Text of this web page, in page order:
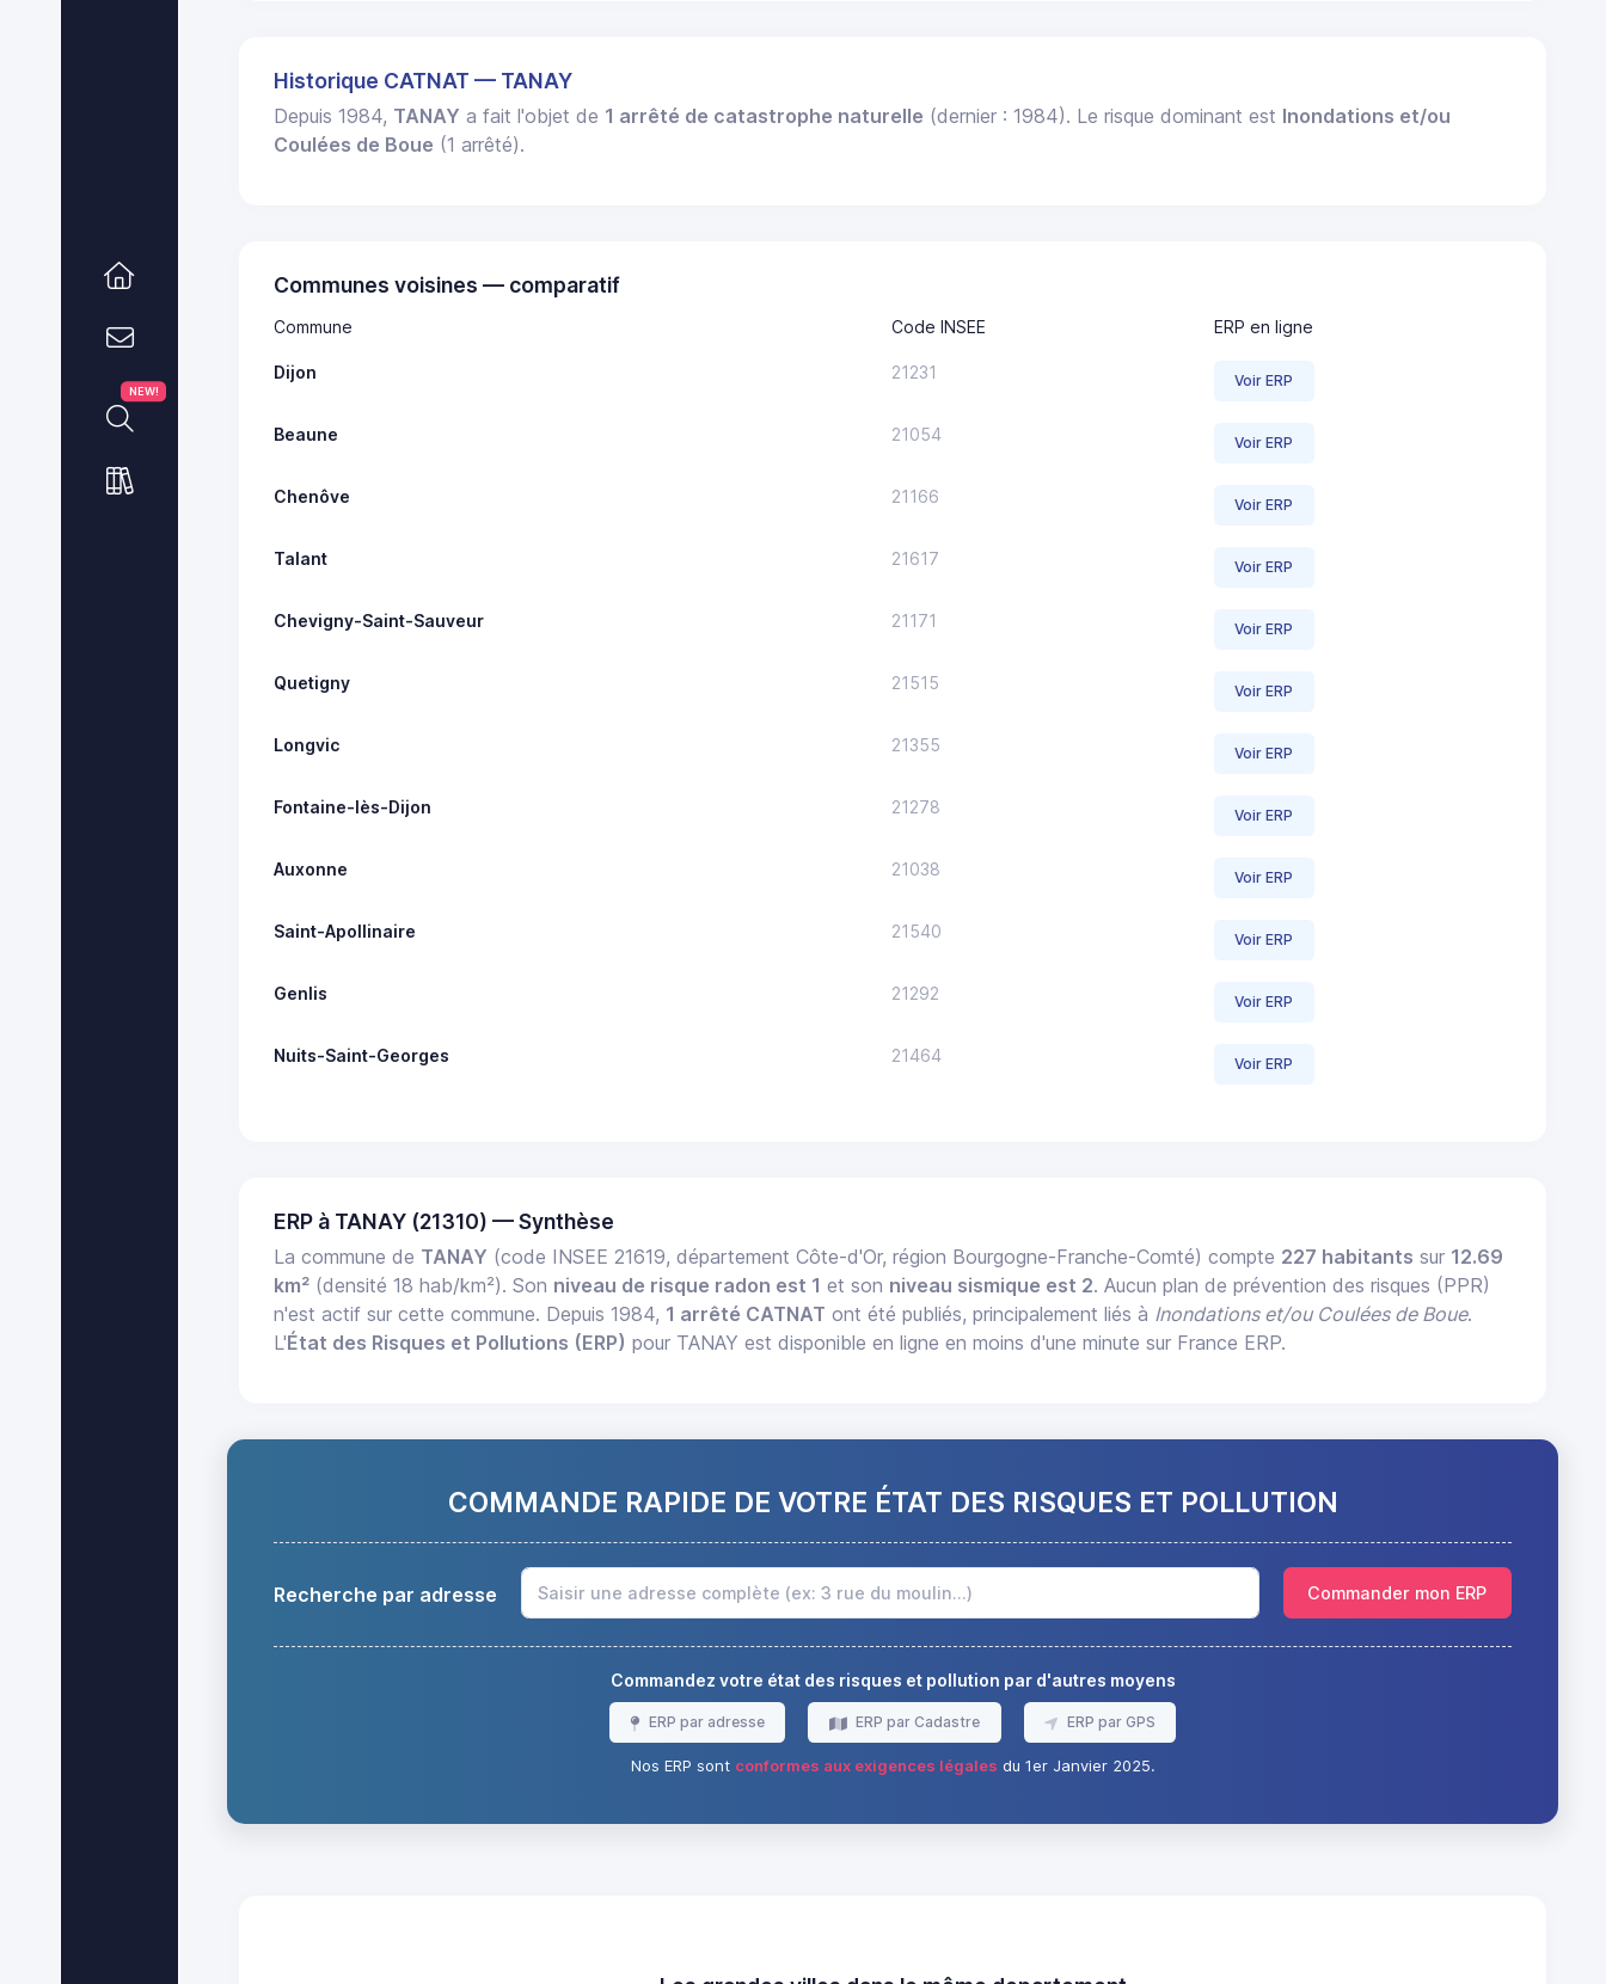
NEW!
Historique CATNAT — TANAY
Depuis 1984, TANAY a fait l'objet de 1 arrêté de catastrophe naturelle (dernier : 1984). Le risque dominant est Inondations et/ou
Coulées de Boue (1 arrêté).
Communes voisines — comparatif
Commune Code INSEE ERP en ligne
Dijon 21231 Voir ERP
Beaune 21054 Voir ERP
Chenôve 21166 Voir ERP
Talant 21617 Voir ERP
Chevigny-Saint-Sauveur 21171 Voir ERP
Quetigny 21515 Voir ERP
Longvic 21355 Voir ERP
Fontaine-lès-Dijon 21278 Voir ERP
Auxonne 21038 Voir ERP
Saint-Apollinaire 21540 Voir ERP
Genlis 21292 Voir ERP
Nuits-Saint-Georges 21464 Voir ERP
ERP à TANAY (21310) — Synthèse
La commune de TANAY (code INSEE 21619, département Côte-d'Or, région Bourgogne-Franche-Comté) compte 227 habitants sur 12.69
km² (densité 18 hab/km²). Son niveau de risque radon est 1 et son niveau sismique est 2. Aucun plan de prévention des risques (PPR)
n'est actif sur cette commune. Depuis 1984, 1 arrêté CATNAT ont été publiés, principalement liés à Inondations et/ou Coulées de Boue.
L'État des Risques et Pollutions (ERP) pour TANAY est disponible en ligne en moins d'une minute sur France ERP.
COMMANDE RAPIDE DE VOTRE ÉTAT DES RISQUES ET POLLUTION
Recherche par adresse Commander mon ERP
Commandez votre état des risques et pollution par d'autres moyens
ERP par adresse ERP par Cadastre ERP par GPS
Nos ERP sont conformes aux exigences légales du 1er Janvier 2025.